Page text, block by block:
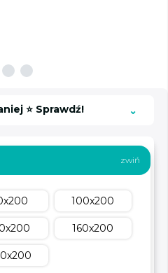
⭐ Sprawdź!
100x200
160x200